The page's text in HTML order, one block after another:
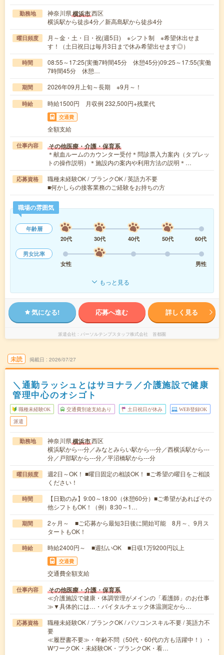
勤務地 神奈川県横浜市西区
横浜駅から徒歩4分／新高島駅から徒歩4分
曜日頻度
月～金・土・日・祝(週5日) ※シフト制 ※希望休出せま
す！（土日祝日は毎月3日まで休み希望出せます◎）
時間
08:55～17:25(実働7時間45分 休憩45分)09:25～17:55(実働
7時間45分 休憩…
期間 2026年09月上旬～長期 ※9月～！
時給 時給1500円 月収例 232,500円+残業代
交通費
全額支給
仕事内容 その他医療・介護・保育系
＊献血ルームのカウンター受付＊問診票入力案内（タブレッ
トの操作説明）＊施設内の案内や利用方法の説明＊…
応募資格
職種未経験OK / ブランクOK / 英語力不要
■何かしらの接客業務のご経験をお持ちの方
職場の雰囲気
年齢層
20代
30代 40代 50代
60代
男女比率
女性
男性
もっと見る
気になる! 応募へ進む 詳しく見る
派遣会社 パーソルテンプスタッフ株式会社 首都圏
未読 掲載日 2026/07/27
＼通勤ラッシュとはサヨナラ／介護施設で健康
管理中心のオシゴト
職種未経験OK 交通費別途支給あり 土日祝日が休み WEB登録OK
派遣
勤務地 神奈川県横浜市西区
横浜駅から---分／みなとみらい駅から---分／西横浜駅から---
分／戸部駅から---分／平沼橋駅から---分
曜日頻度
週2日～OK！ ■曜日固定の相談OK！ ■ご希望の曜日をご相談
ください！
時間
【日勤のみ】9:00～18:00（休憩60分）■ご希望があればその
他シフトもOK！（例）8:30～1…
期間
2ヶ月～ ■ご応募から最短3日後に開始可能 8月～、9月ス
タートもOK！
時給 時給2400円～ ■週払いOK ■日収1万9200円以上
交通費
交通費全額支給
仕事内容 その他医療・介護・保育系
≪介護施設で健康・体調管理がメインの「看護師」のお仕事
≫▼具体的には…・バイタルチェック体温測定から…
応募資格
職種未経験OK / ブランクOK / パソコンスキル不要 / 英語力不
要
≪履歴書不要≫・年齢不問（50代・60代の方も活躍中！）・
WワークOK・未経験OK・ブランクOK・看…